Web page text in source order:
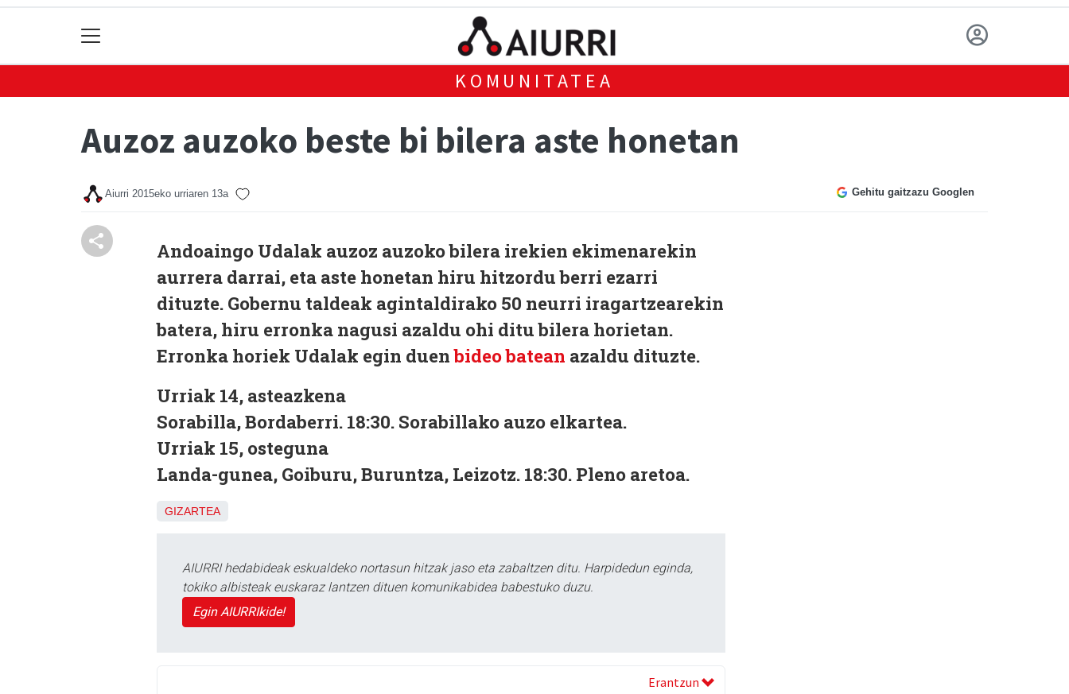
KOMUNITATEA
Auzoz auzoko beste bi bilera aste honetan
Aiurri 2015eko urriaren 13a Gehitu gaitzazu Googlen
Andoaingo Udalak auzoz auzoko bilera irekien ekimenarekin
aurrera darrai, eta aste honetan hiru hitzordu berri ezarri
dituzte. Gobernu taldeak agintaldirako 50 neurri iragartzearekin
batera, hiru erronka nagusi azaldu ohi ditu bilera horietan.
Erronka horiek Udalak egin duenbideo batean azaldu dituzte.
Urriak 14, asteazkena
Sorabilla, Bordaberri. 18:30. Sorabillako auzo elkartea.
Urriak 15, osteguna
Landa-gunea, Goiburu, Buruntza, Leizotz. 18:30. Pleno aretoa.
GIZARTEA
AIURRI hedabideak eskualdeko nortasun hitzak jaso eta zabaltzen ditu. Harpidedun eginda,
tokiko albisteak euskaraz lantzen dituen komunikabidea babestuko duzu.
Egin AIURRIkide!
Erantzun